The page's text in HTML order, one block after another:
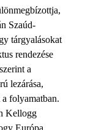
Szaúd-
tárgyalásokat
rendezése
a
lezárása,
folyamatban.
Kellogg
Európa